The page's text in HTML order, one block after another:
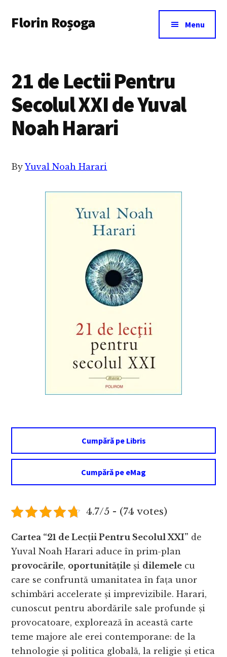
main
menu
Florin Roșoga Menu
21 de Lectii Pentru
Secolul XXI de Yuval
Noah Harari
ByYuval Noah Harari
Cumpără pe Libris
Cumpără pe eMag
4.7/5 - (74 votes)
Cartea “21 de Lecții Pentru Secolul XXI” de
Yuval Noah Harari aduce în prim-plan
provocările, oportunitățile și dilemele cu
care se confruntă umanitatea în fața unor
schimbări accelerate și imprevizibile. Harari,
cunoscut pentru abordările sale profunde și
provocatoare, explorează în această carte
teme majore ale erei contemporane: de la
tehnologie și politica globală, la religie și etica